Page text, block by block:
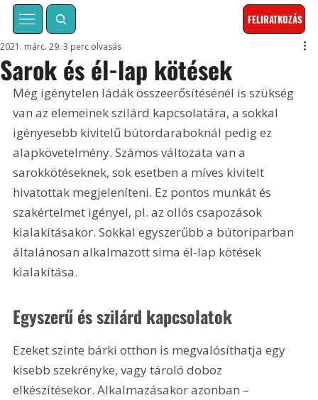
FELIRATKOZÁS
Sarok és él-lap kötések
2021. márc. 29. 3 perc olvasás
Még igénytelen ládák összeerősítésénél is szükség
van az elemeinek szilárd kapcsolatára, a sokkal
igényesebb kivitelű bútordaraboknál pedig ez
alapkövetelmény. Számos változata van a
sarokkötéseknek, sok esetben a míves kivitelt
hivatottak megjeleníteni. Ez pontos munkát és
szakértelmet igényel, pl. az ollós csapozások
kialakításakor. Sokkal egyszerűbb a bútoriparban
általánosan alkalmazott sima él-lap kötések
kialakítása.
Egyszerű és szilárd kapcsolatok
Ezeket szinte bárki otthon is megvalósíthatja egy
kisebb szekrényke, vagy tároló doboz
elkészítésekor. Alkalmazásakor azonban –